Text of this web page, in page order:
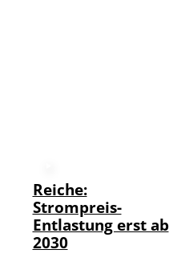
Reiche:
Strompreis-
Entlastung erst ab
2030